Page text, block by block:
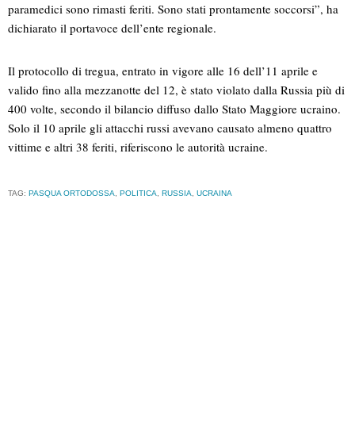
paramedici sono rimasti feriti. Sono stati prontamente soccorsi”, ha
dichiarato il portavoce dell’ente regionale.
Il protocollo di tregua, entrato in vigore alle 16 dell’11 aprile e
valido fino alla mezzanotte del 12, è stato violato dalla Russia più di
400 volte, secondo il bilancio diffuso dallo Stato Maggiore ucraino.
Solo il 10 aprile gli attacchi russi avevano causato almeno quattro
vittime e altri 38 feriti, riferiscono le autorità ucraine.
TAG: PASQUA ORTODOSSA, POLITICA, RUSSIA, UCRAINA